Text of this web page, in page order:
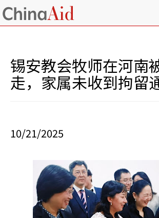
锡安教会牧师在河南
走，家属未收到拘留
10/21/2025